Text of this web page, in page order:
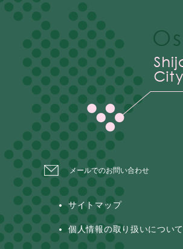
メールでのお問い合わせ
サイトマップ
個人情報の取り扱いについて